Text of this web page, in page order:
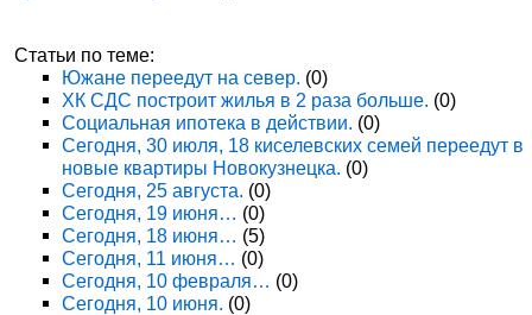
Статьи по теме:
Южане переедут на север. (0)
ХК СДС построит жилья в 2 раза больше. (0)
Социальная ипотека в действии. (0)
Сегодня, 30 июля, 18 киселевских семей переедут в
новые квартиры Новокузнецка. (0)
Сегодня, 25 августа. (0)
Сегодня, 19 июня… (0)
Сегодня, 18 июня… (5)
Сегодня, 11 июня… (0)
Сегодня, 10 февраля… (0)
Сегодня, 10 июня. (0)